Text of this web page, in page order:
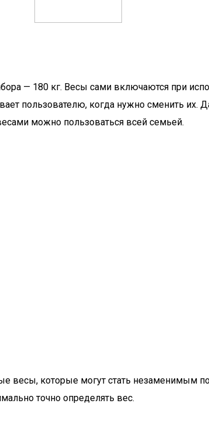
— 180 кг. Весы сами включаются при
пользователю, когда нужно сменить
можно пользоваться всей семьей.
весы, которые могут стать незаменимым
точно определять вес.